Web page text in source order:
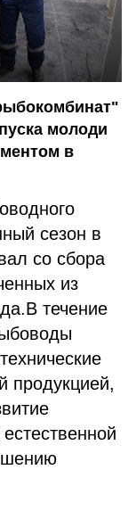
молоди
в
сезон в
со сбора
из
течение
продукцией,